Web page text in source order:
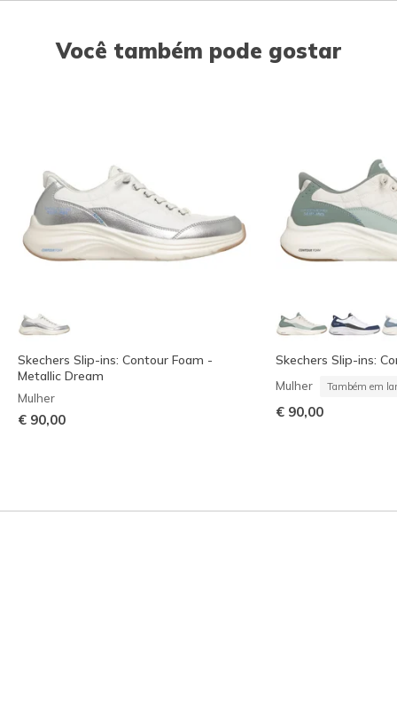
Você também pode gostar
Skechers Slip-ins: Contour Foam -
Metallic Dream
Mulher
€ 90,00
Skechers Slip-ins:
Mulher Também em
€ 90,00